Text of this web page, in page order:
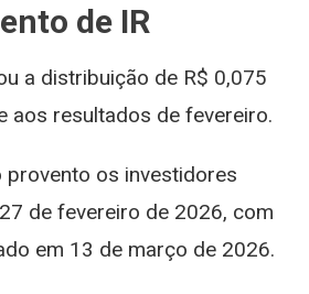
de IR
a distribuição de R$ 0,075
aos resultados de fevereiro.
provento os investidores
de fevereiro de 2026, com
em 13 de março de 2026.